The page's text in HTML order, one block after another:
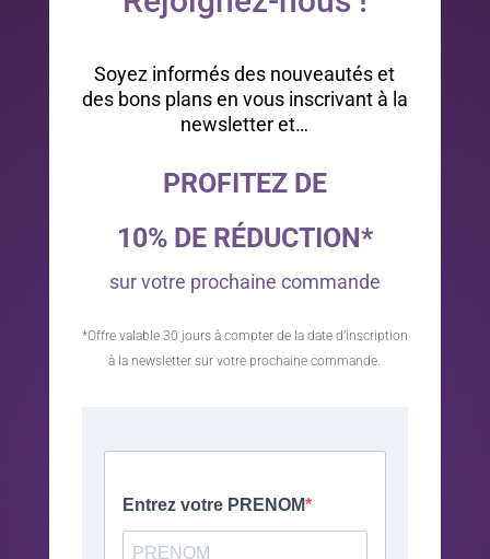
Soyez informés des nouveautés et
des bons plans en vous inscrivant à la
newsletter et…
PROFITEZ DE
10% DE RÉDUCTION*
sur votre prochaine commande
*Offre valable 30 jours à compter de la date d’inscription
à la newsletter sur votre prochaine commande.